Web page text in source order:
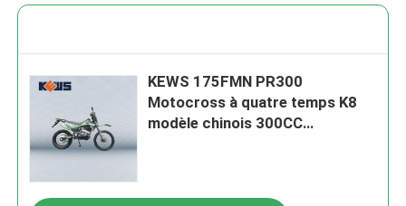
KEWS 175FMN PR300
Motocross à quatre temps K8
modèle chinois 300CC